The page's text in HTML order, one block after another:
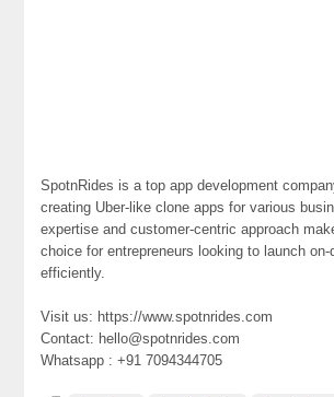
SpotnRides is a top app development
creating Uber-like clone apps for various
expertise and customer-centric approach
choice for entrepreneurs looking to launch
efficiently.
Visit us: https://www.spotnrides.com
Contact: hello@spotnrides.com
Whatsapp : +91 7094344705